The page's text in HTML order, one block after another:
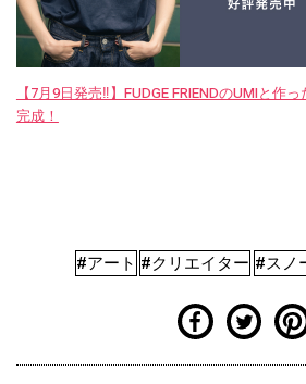
【7月9日発売‼︎】FUDGE FRIENDのUMIと作
完成！
#アート #クリエイター #スノ